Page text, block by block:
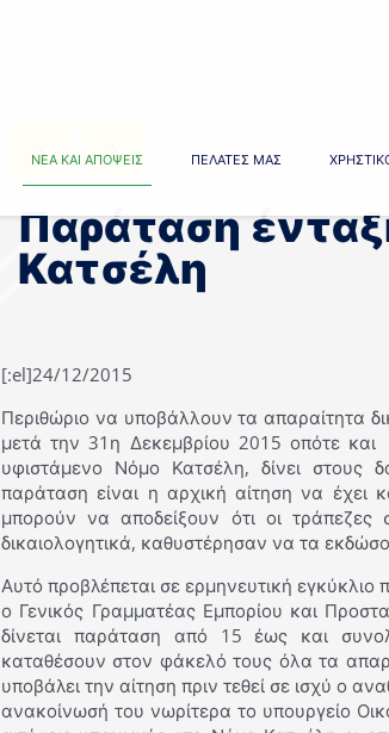
ΝΕΑ ΚΑΙ ΑΠΟΨΕΙΣ ΠΕΛΑΤΕΣ ΜΑΣ
Παράταση
Κατσέλη
[:el]24/12/2015
Περιθώριο να υποβάλλουν τα απαραίτητα
μετά την 31η Δεκεμβρίου 2015 οπότε
υφιστάμενο Νόμο Κατσέλη, δίνει στους
παράταση είναι η αρχική αίτηση να έχει
μπορούν να αποδείξουν ότι οι
δικαιολογητικά, καθυστέρησαν να τα
Αυτό προβλέπεται σε ερμηνευτική εγκύκλιο
ο Γενικός Γραμματέας Εμπορίου και
δίνεται παράταση από 15 έως και
καταθέσουν στον φάκελό τους όλα τα
υποβάλει την αίτηση πριν τεθεί σε ισχύ ο
ανακοίνωσή του νωρίτερα το υπουργείο